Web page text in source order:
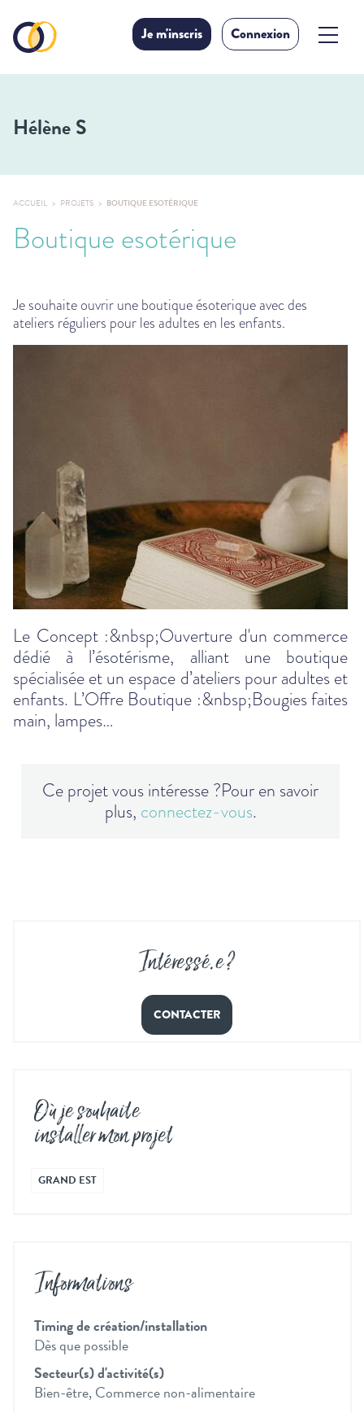
Je m'inscris Connexion
Hélène S
ACCUEIL PROJETS BOUTIQUE ESOTÉRIQUE
Boutique esotérique
Je souhaite ouvrir une boutique ésoterique avec des
ateliers réguliers pour les adultes en les enfants.
Le Concept :&nbsp;Ouverture d'un commerce
dédié à l’ésotérisme, alliant une boutique
spécialisée et un espace d’ateliers pour adultes et
enfants. L’Offre Boutique :&nbsp;Bougies faites
main, lampes…
Ce projet vous intéresse ?Pour en savoir
plus, connectez-vous.
Intéressé.e ?
CONTACTER
Où je souhaite
installer mon projet
GRAND EST
Informations
Timing de création/installation
Dès que possible
Secteur(s) d'activité(s)
Bien-être, Commerce non-alimentaire